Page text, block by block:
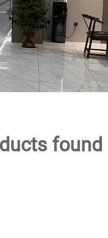
found